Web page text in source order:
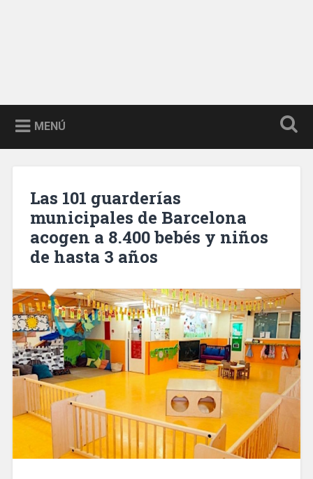
MENÚ
Las 101 guarderías
municipales de Barcelona
acogen a 8.400 bebés y niños
de hasta 3 años